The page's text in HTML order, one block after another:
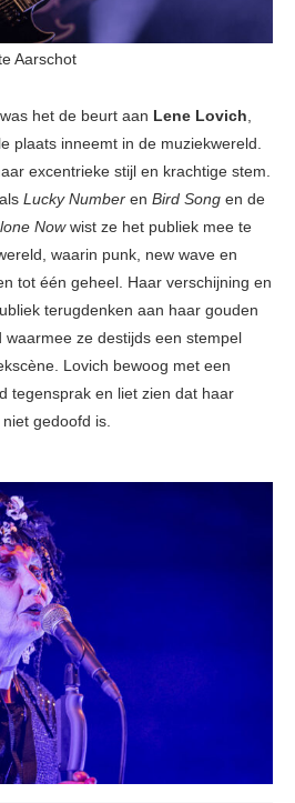
Aarschot
het de beurt aan Lene Lovich,
plaats inneemt in de muziekwereld.
excentrieke stijl en krachtige stem.
Lucky Number en Bird Song en de
Nowwist ze het publiek mee te
waarin punk, new wave en
tot één geheel. Haar verschijning en
terugdenken aan haar gouden
ze destijds een stempel
Lovich bewoog met een
tegensprak en liet zien dat haar
gedoofd is.